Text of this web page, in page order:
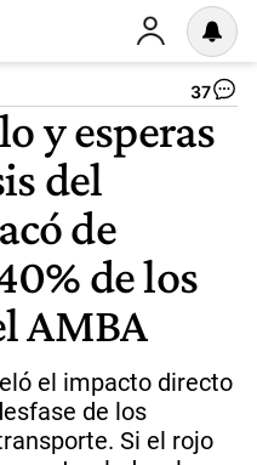
37
y esperas
del
de
de los
AMBA
el impacto directo
de los
Si el rojo